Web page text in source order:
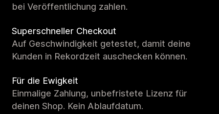
bei Veröffentlichung zahlen.
Superschneller Checkout
Auf Geschwindigkeit getestet, damit deine
Kunden in Rekordzeit auschecken können.
Für die Ewigkeit
Einmalige Zahlung, unbefristete Lizenz für
deinen Shop. Kein Ablaufdatum.